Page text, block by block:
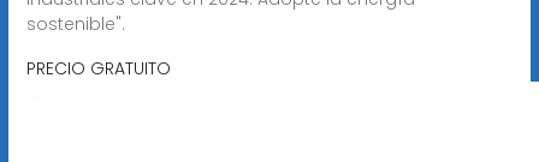
sostenible".
PRECIO GRATUITO